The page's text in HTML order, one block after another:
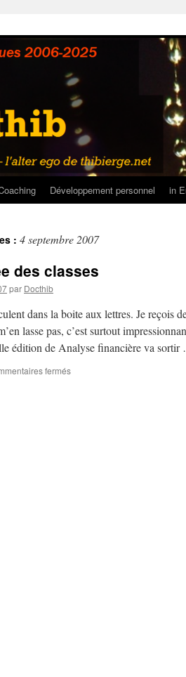
Développement personnel in
: 4 septembre 2007
des classes
par Docthib
dans la boite aux lettres. Je reçois
lasse pas, c’est surtout
édition de Analyse financière va
ferméssur